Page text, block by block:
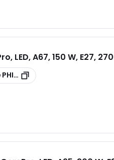
LED, A67, 150 W, E27,
PHILED150G2